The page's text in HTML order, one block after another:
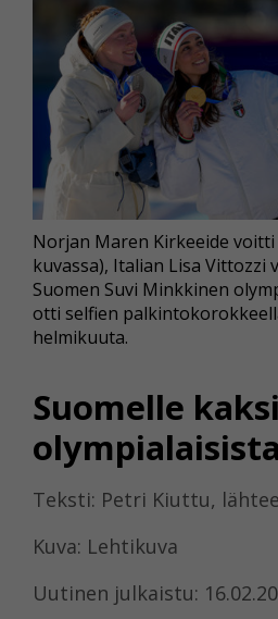
Suomelle
olympialaisista
Teksti: Petri Kiuttu,
Kuva: Lehtikuva
Uutinen julkaistu:
Norjan Maren Kirkeeide voitti
kuvassa), Italian Lisa Vittozzi
Suomen Suvi Minkkinen
otti selfien
helmikuuta.